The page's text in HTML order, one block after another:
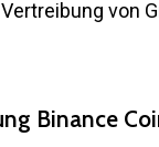
von
Binance